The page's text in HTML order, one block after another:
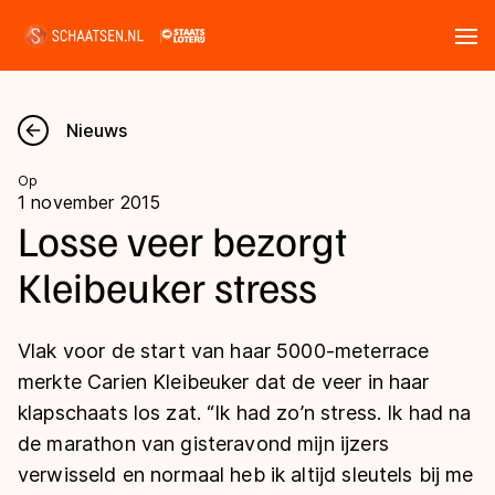
Nieuws
Kalender
Disciplines
Langebaan
Shorttrack
Inlineskaten
Uitslagen
Langebaan
Shorttrack
Marathon
Tijden & historie
Ranglijsten Langebaan
Nieuws
Op
1 november 2015
Losse veer bezorgt
Kleibeuker stress
Vlak voor de start van haar 5000-meterrace
merkte Carien Kleibeuker dat de veer in haar
klapschaats los zat. “Ik had zo’n stress. Ik had na
de marathon van gisteravond mijn ijzers
verwisseld en normaal heb ik altijd sleutels bij me